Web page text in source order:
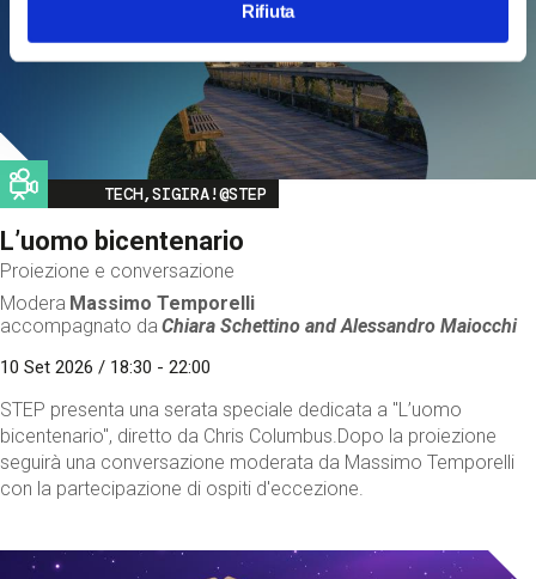
Rifiuta
Image
TECH,SIGIRA!@STEP
L’uomo bicentenario
Proiezione e conversazione
Modera Massimo Temporelli
accompagnato da Chiara Schettino andAlessandro Maiocchi
10 Set 2026 / 18:30 - 22:00
STEP presenta una serata speciale dedicata a "L’uomo
bicentenario", diretto da Chris Columbus.Dopo la proiezione
seguirà una conversazione moderata da Massimo Temporelli
con la partecipazione di ospiti d'eccezione.